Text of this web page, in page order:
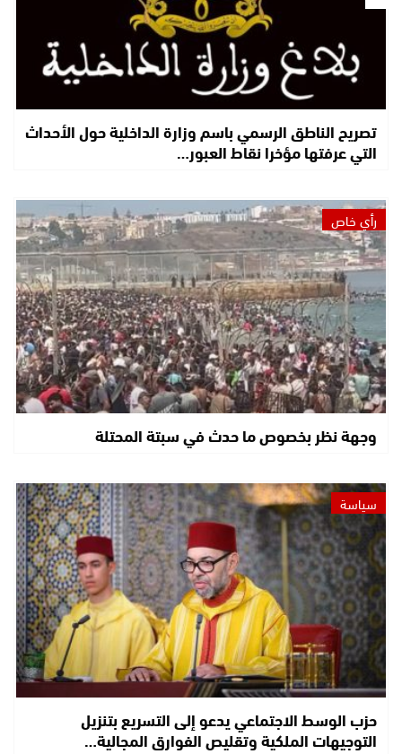
تصريح الناطق الرسمي باسم وزارة الداخلية حول الأحداث
التي عرفتها مؤخرا نقاط العبور…
رأي خاص
وجهة نظر بخصوص ما حدث في سبتة المحتلة
سياسة
حزب الوسط الاجتماعي يدعو إلى التسريع بتنزيل
التوجيهات الملكية وتقليص الفوارق المجالية…